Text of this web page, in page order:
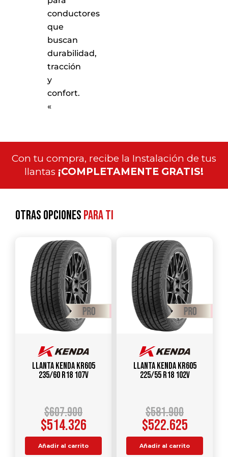
conductores
que
buscan
durabilidad,
tracción
y
confort.
«
Con tu compra, recibe la Instalación de tus
llantas ¡COMPLETAMENTE GRATIS!
Otras opcionespara ti
Llanta KENDA KR605
235/60 R18 107V
$607.900
$514.326
Añadir al carrito
Llanta KENDA KR605
225/55 R18 102V
$581.900
$522.625
Añadir al carrito